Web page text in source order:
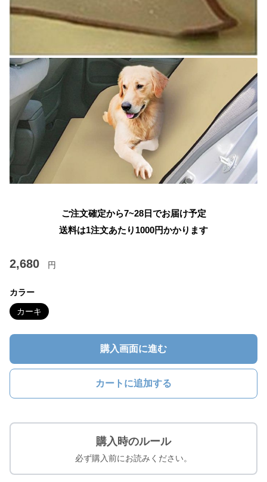
ご注文確定から7~28日でお届け予定
送料は1注文あたり 1000円かかります
2,680 円
カラー
カーキ
購入画面に進む
カートに追加する
購入時のルール
必ず購入前にお読みください。